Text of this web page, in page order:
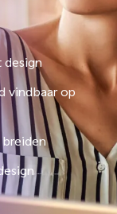
design
vindbaar op